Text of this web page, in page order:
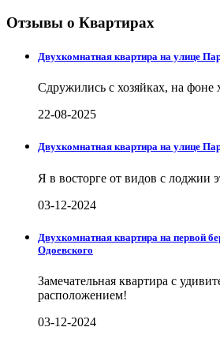
Отзывы о Квартирах
Двухкомнатная квартира на улице
Сдружились с хозяйках, на
22-08-2025
Двухкомнатная квартира на улице
Я в восторге от видов с лоджии
03-12-2024
Двухкомнатная квартира на первой
Одоевского
Замечательная квартира с
расположением!
03-12-2024